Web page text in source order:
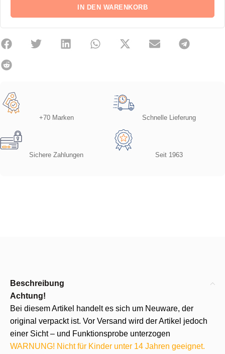
IN DEN WARENKORB
+70 Marken Schnelle Lieferung
Sichere Zahlungen Seit 1963
Beschreibung
Achtung!
Bei diesem Artikel handelt es sich um Neuware, der
original verpackt ist. Vor Versand wird der Artikel jedoch
einer Sicht – und Funktionsprobe unterzogen
WARNUNG! Nicht für Kinder unter 14 Jahren geeignet.